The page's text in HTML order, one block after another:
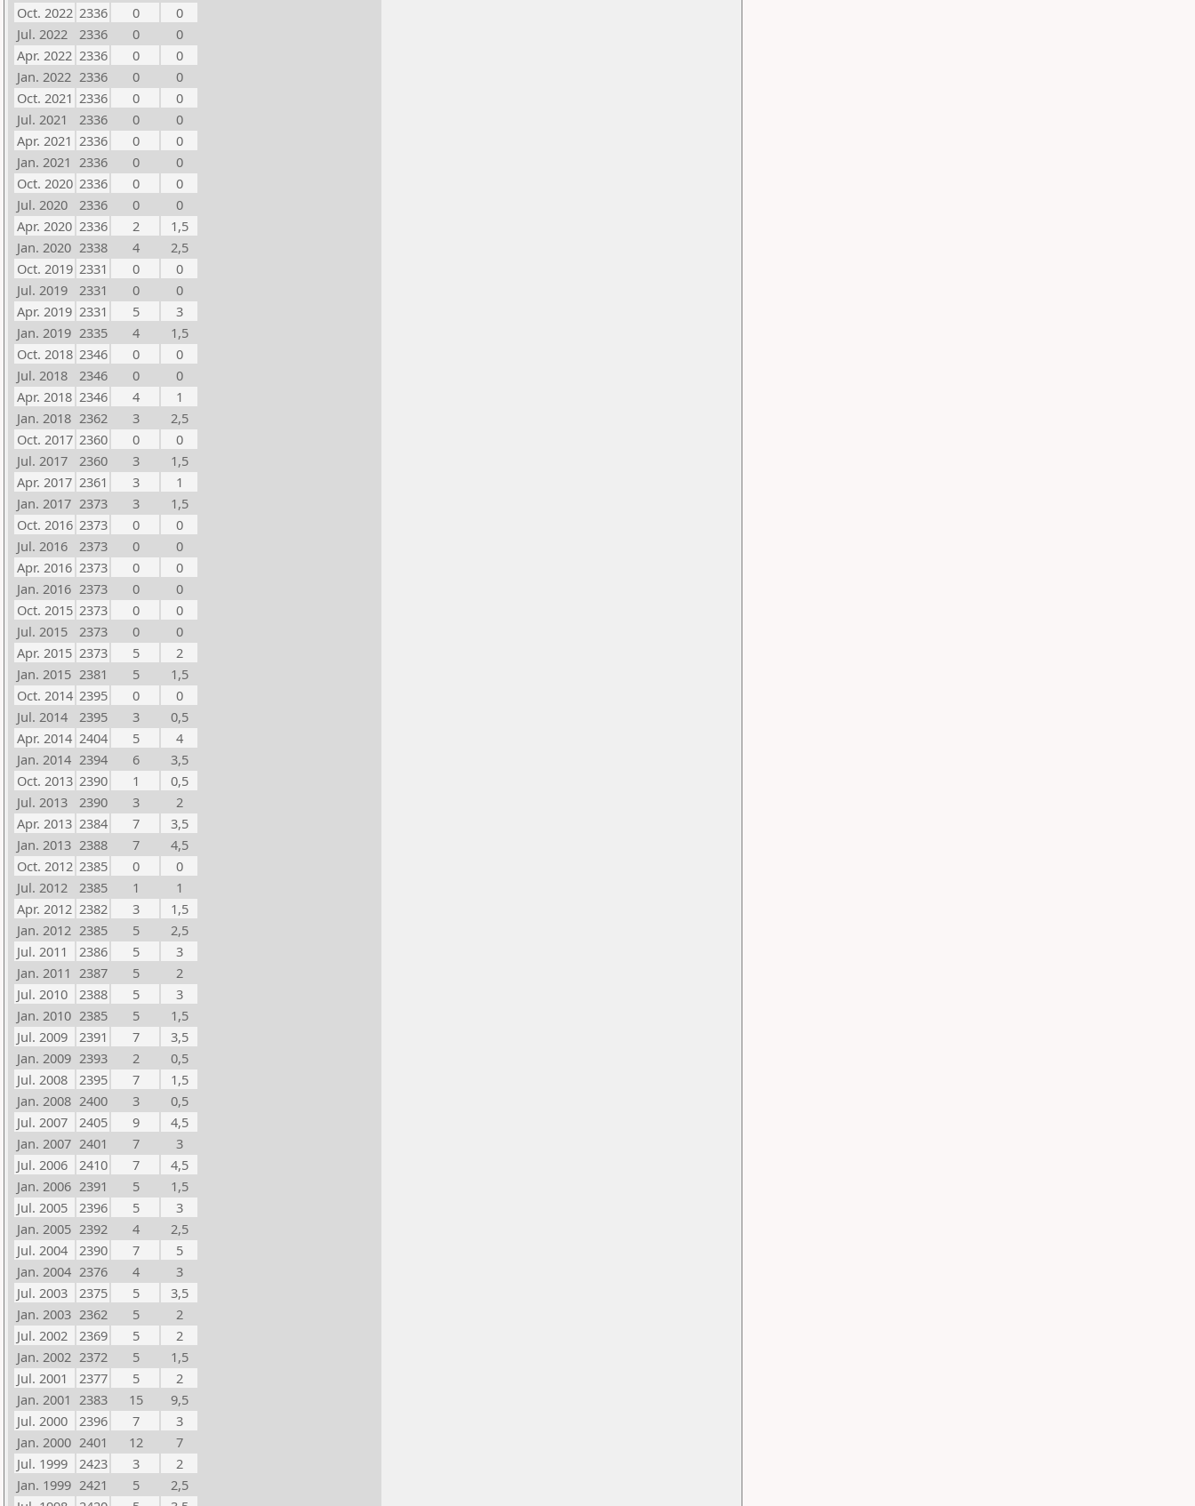
Oct. 2022 2336 0
0
Jul. 2022
2336 0
0
Apr. 2022 2336 0
0
Jan. 2022 2336 0
0
Oct. 2021 2336 0
0
Jul. 2021
2336 0
0
Apr. 2021 2336 0
0
Jan. 2021 2336 0
0
Oct. 2020 2336 0
0
Jul. 2020
2336 0
0
Apr. 2020 2336 2
1,5
Jan. 2020 2338 4
2,5
Oct. 2019 2331 0
0
Jul. 2019
2331 0
0
Apr. 2019 2331 5
3
Jan. 2019 2335 4
1,5
Oct. 2018 2346 0
0
Jul. 2018
2346 0
0
Apr. 2018 2346 4
1
Jan. 2018 2362 3
2,5
Oct. 2017 2360 0
0
Jul. 2017
2360 3
1,5
Apr. 2017 2361 3
1
Jan. 2017 2373 3
1,5
Oct. 2016 2373 0
0
Jul. 2016
2373 0
0
Apr. 2016 2373 0
0
Jan. 2016 2373 0
0
Oct. 2015 2373 0
0
Jul. 2015
2373 0
0
Apr. 2015 2373 5
2
Jan. 2015 2381 5
1,5
Oct. 2014 2395 0
0
Jul. 2014
2395 3
0,5
Apr. 2014 2404 5
4
Jan. 2014 2394 6
3,5
Oct. 2013 2390 1
0,5
Jul. 2013
2390 3
2
Apr. 2013 2384 7
3,5
Jan. 2013 2388 7
4,5
Oct. 2012 2385 0
0
Jul. 2012
2385 1
1
Apr. 2012 2382 3
1,5
Jan. 2012 2385 5
2,5
Jul. 2011
2386 5
3
Jan. 2011 2387 5
2
Jul. 2010
2388 5
3
Jan. 2010 2385 5
1,5
Jul. 2009
2391 7
3,5
Jan. 2009 2393 2
0,5
Jul. 2008
2395 7
1,5
Jan. 2008 2400 3
0,5
Jul. 2007
2405 9
4,5
Jan. 2007 2401 7
3
Jul. 2006
2410 7
4,5
Jan. 2006 2391 5
1,5
Jul. 2005
2396 5
3
Jan. 2005 2392 4
2,5
Jul. 2004
2390 7
5
Jan. 2004 2376 4
3
Jul. 2003
2375 5
3,5
Jan. 2003 2362 5
2
Jul. 2002
2369 5
2
Jan. 2002 2372 5
1,5
Jul. 2001
2377 5
2
Jan. 2001 2383 15
9,5
Jul. 2000
2396 7
3
Jan. 2000 2401 12
7
Jul. 1999
2423 3
2
Jan. 1999 2421 5
2,5